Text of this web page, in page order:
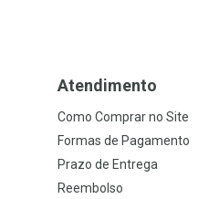
Atendimento
Como Comprar no Site
Formas de Pagamento
Prazo de Entrega
Reembolso